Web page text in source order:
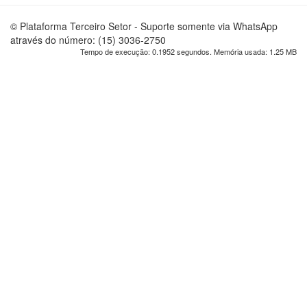
© Plataforma Terceiro Setor - Suporte somente via WhatsApp
através do número: (15) 3036-2750
Tempo de execução: 0.1952 segundos. Memória usada: 1.25 MB